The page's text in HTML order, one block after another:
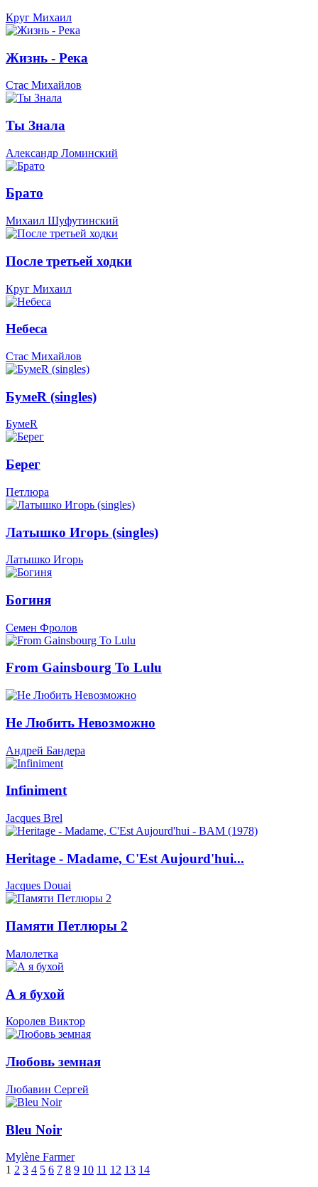
Круг Михаил
Жизнь - Река
Стас Михайлов
Ты Знала
Александр Ломинский
Брато
Михаил Шуфутинский
После третьей ходки
Круг Михаил
Небеса
Стас Михайлов
БумеR (singles)
БумеR
Берег
Петлюра
Латышко Игорь (singles)
Латышко Игорь
Богиня
Семен Фролов
From Gainsbourg To Lulu
Не Любить Невозможно
Андрей Бандера
Infiniment
Jacques Brel
Heritage - Madame, C'Est Aujourd'hui...
Jacques Douai
Памяти Петлюры 2
Малолетка
А я бухой
Королев Виктор
Любовь земная
Любавин Сергей
Bleu Noir
Mylène Farmer
1 2 3 4 5 6 7 8 9 10 11 12 13 14